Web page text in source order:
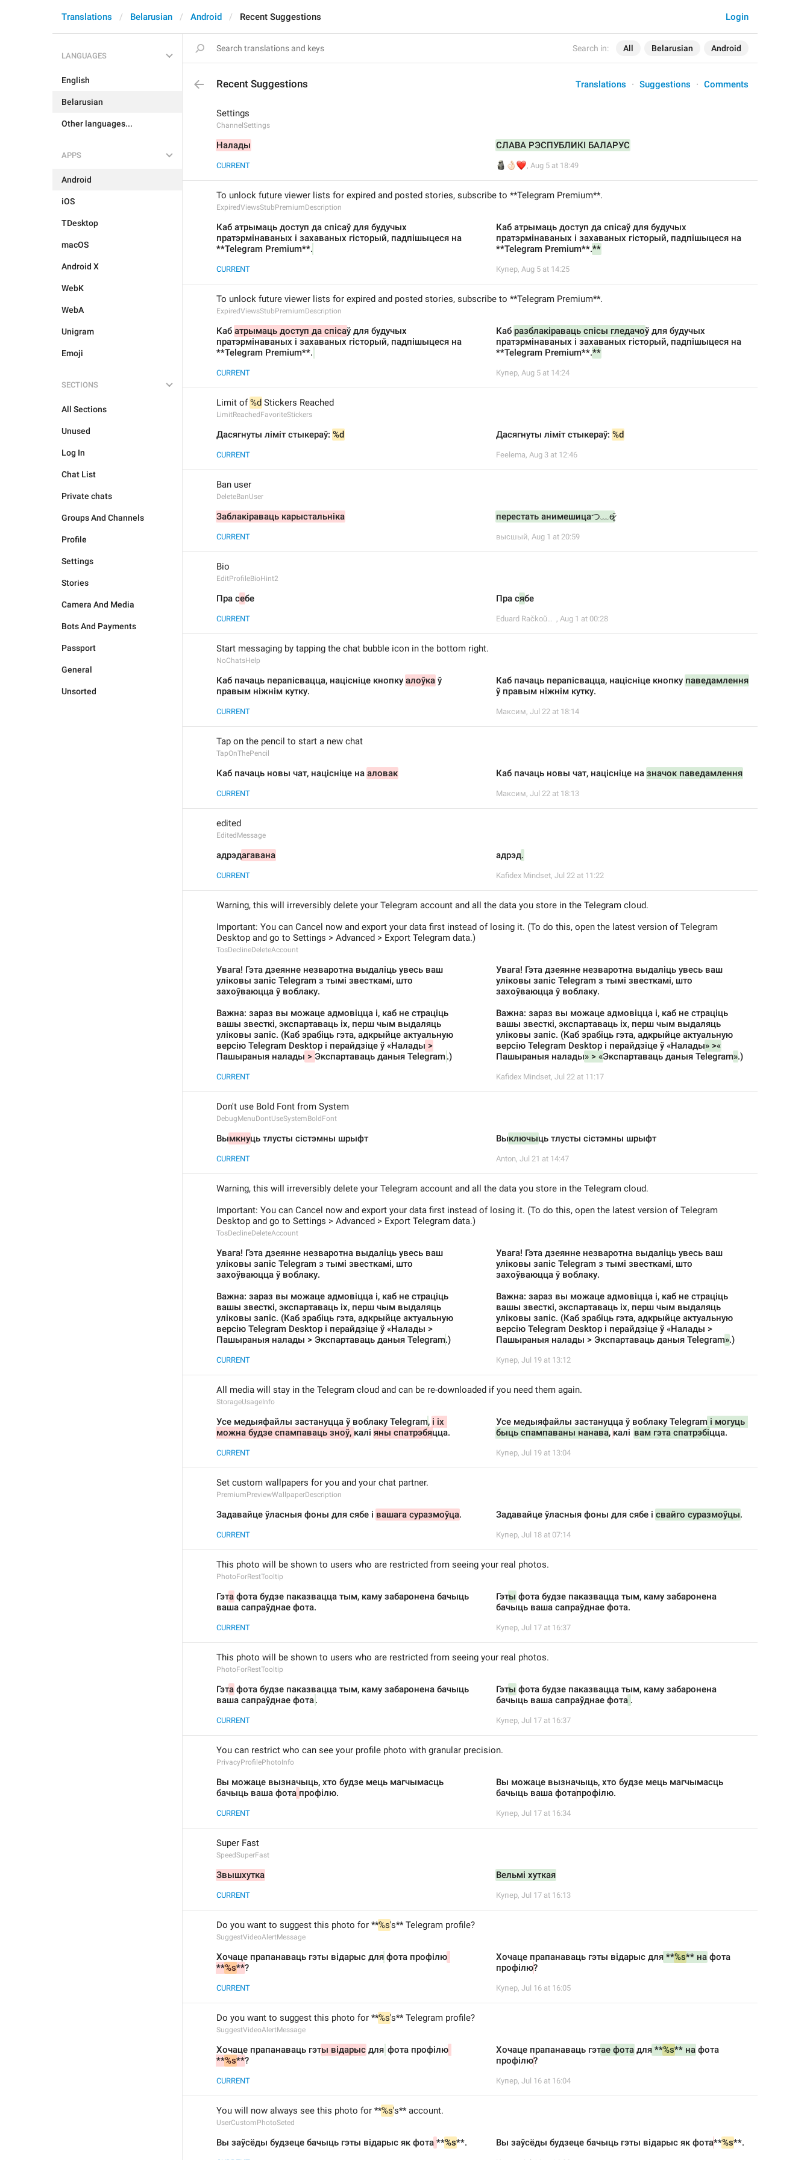
Search in: All Belarusian Android
Login
Translations Belarusian Android Recent Suggestions
LANGUAGES
English
Belarusian
Other languages...
APPS
Android
iOS
TDesktop
macOS
Android X
WebK
WebA
Unigram
Emoji
SECTIONS
All Sections
Unused
Log In
Chat List
Private chats
Groups And Channels
Profile
Settings
Stories
Camera And Media
Bots And Payments
Passport
General
Unsorted
Recent Suggestions Translations Suggestions Comments
Settings
ChannelSettings
Налады СЛАВА РЭСПУБЛИКІ БАЛАРУС
CURRENT 🗿
👌🏻
❤️
,Aug 5 at 18:49
To unlock future viewer lists for expired and posted stories, subscribe to **Telegram Premium**.
ExpiredViewsStubPremiumDescription
Каб атрымаць доступ да спісаў для будучых
пратэрмінаваных і захаваных гісторый, падпішыцеся на
**Telegram Premium**.
Каб атрымаць доступ да спісаў для будучых
пратэрмінаваных і захаваных гісторый, падпішыцеся на
**Telegram Premium**.**
CURRENT Купер, Aug 5 at 14:25
To unlock future viewer lists for expired and posted stories, subscribe to **Telegram Premium**.
ExpiredViewsStubPremiumDescription
Каб атрымаць доступ да спісаў для будучых
пратэрмінаваных і захаваных гісторый, падпішыцеся на
**Telegram Premium**.
Каб разблакіраваць спісы гледачоў для будучых
пратэрмінаваных і захаваных гісторый, падпішыцеся на
**Telegram Premium**.**
CURRENT Купер, Aug 5 at 14:24
Limit of %d Stickers Reached
LimitReachedFavoriteStickers
Дасягнуты ліміт стыкераў: %d Дасягнуты ліміт стыкераў: %d
CURRENT Feelema, Aug 3 at 12:46
Ban user
DeleteBanUser
Заблакіраваць карыстальніка перестать анимешицаつ﹏ɵ̷̥̥᷅
CURRENT высшый, Aug 1 at 20:59
Bio
EditProfileBioHint2
Пра себе Пра сябе
CURRENT Eduard Račkoŭski , Aug 1 at 00:28
Start messaging by tapping the chat bubble icon in the bottom right.
NoChatsHelp
Каб пачаць перапісвацца, націсніце кнопку алоўка ў
правым ніжнім кутку.
Каб пачаць перапісвацца, націсніце кнопку паведамлення
ў правым ніжнім кутку.
CURRENT Максим, Jul 22 at 18:14
Tap on the pencil to start a new chat
TapOnThePencil
Каб пачаць новы чат, націсніце на аловак Каб пачаць новы чат, націсніце на значок паведамлення
CURRENT Максим, Jul 22 at 18:13
edited
EditedMessage
адрэдагавана адрэд.
CURRENT Kafidex Mindset, Jul 22 at 11:22
Warning, this will irreversibly delete your Telegram account and all the data you store in the Telegram cloud.
Important: You can Cancel now and export your data first instead of losing it. (To do this, open the latest version of Telegram
Desktop and go to Settings > Advanced > Export Telegram data.)
TosDeclineDeleteAccount
Увага! Гэта дзеянне незваротна выдаліць увесь ваш
уліковы запіс Telegram з тымі звесткамі, што
захоўваюцца ў воблаку.
Важна: зараз вы можаце адмовіцца і, каб не страціць
вашы звесткі, экспартаваць іх, перш чым выдаляць
уліковы запіс. (Каб зрабіць гэта, адкрыйце актуальную
версію Telegram Desktop і перайдзіце ў «Налады >
Пашыраныя налады > Экспартаваць даныя Telegram.)
Увага! Гэта дзеянне незваротна выдаліць увесь ваш
уліковы запіс Telegram з тымі звесткамі, што
захоўваюцца ў воблаку.
Важна: зараз вы можаце адмовіцца і, каб не страціць
вашы звесткі, экспартаваць іх, перш чым выдаляць
уліковы запіс. (Каб зрабіць гэта, адкрыйце актуальную
версію Telegram Desktop і перайдзіце ў «Налады» >«
Пашыраныя налады» > «Экспартаваць даныя Telegram».)
CURRENT Kafidex Mindset, Jul 22 at 11:17
Don't use Bold Font from System
DebugMenuDontUseSystemBoldFont
Вымкнуць тлусты сістэмны шрыфт Выключыць тлусты сістэмны шрыфт
CURRENT Anton, Jul 21 at 14:47
Warning, this will irreversibly delete your Telegram account and all the data you store in the Telegram cloud.
Important: You can Cancel now and export your data first instead of losing it. (To do this, open the latest version of Telegram
Desktop and go to Settings > Advanced > Export Telegram data.)
TosDeclineDeleteAccount
Увага! Гэта дзеянне незваротна выдаліць увесь ваш
уліковы запіс Telegram з тымі звесткамі, што
захоўваюцца ў воблаку.
Важна: зараз вы можаце адмовіцца і, каб не страціць
вашы звесткі, экспартаваць іх, перш чым выдаляць
уліковы запіс. (Каб зрабіць гэта, адкрыйце актуальную
версію Telegram Desktop і перайдзіце ў «Налады >
Пашыраныя налады > Экспартаваць даныя Telegram.)
Увага! Гэта дзеянне незваротна выдаліць увесь ваш
уліковы запіс Telegram з тымі звесткамі, што
захоўваюцца ў воблаку.
Важна: зараз вы можаце адмовіцца і, каб не страціць
вашы звесткі, экспартаваць іх, перш чым выдаляць
уліковы запіс. (Каб зрабіць гэта, адкрыйце актуальную
версію Telegram Desktop і перайдзіце ў «Налады >
Пашыраныя налады > Экспартаваць даныя Telegram».)
CURRENT Купер, Jul 19 at 13:12
All media will stay in the Telegram cloud and can be re-downloaded if you need them again.
StorageUsageInfo
Усе медыяфайлы застануцца ў воблаку Telegram, і іх
можна будзе спампаваць зноў, калі яны спатрэбяцца.
Усе медыяфайлы застануцца ў воблаку Telegram і могуць
быць спампаваны нанава, калі вам гэта спатрэбіцца.
CURRENT Купер, Jul 19 at 13:04
Set custom wallpapers for you and your chat partner.
PremiumPreviewWallpaperDescription
Задавайце ўласныя фоны для сябе і вашага суразмоўца. Задавайце ўласныя фоны для сябе і свайго суразмоўцы.
CURRENT Купер, Jul 18 at 07:14
This photo will be shown to users who are restricted from seeing your real photos.
PhotoForRestTooltip
Гэта фота будзе паказвацца тым, каму забаронена бачыць
ваша сапраўднае фота.
Гэты фота будзе паказвацца тым, каму забаронена
бачыць ваша сапраўднае фота.
CURRENT Купер, Jul 17 at 16:37
This photo will be shown to users who are restricted from seeing your real photos.
PhotoForRestTooltip
Гэта фота будзе паказвацца тым, каму забаронена бачыць
ваша сапраўднае фота.
Гэты фота будзе паказвацца тым, каму забаронена
бачыць ваша сапраўднае фота .
CURRENT Купер, Jul 17 at 16:37
You can restrict who can see your profile photo with granular precision.
PrivacyProfilePhotoInfo
Вы можаце вызначыць, хто будзе мець магчымасць
бачыць ваша фота профілю.
Вы можаце вызначыць, хто будзе мець магчымасць
бачыць ваша фотапрофілю.
CURRENT Купер, Jul 17 at 16:34
Super Fast
SpeedSuperFast
Звышхутка Вельмі хуткая
CURRENT Купер, Jul 17 at 16:13
Do you want to suggest this photo for **%s's** Telegram profile?
SuggestVideoAlertMessage
Хочаце прапанаваць гэты відарыс для фота профілю
**%s**?
Хочаце прапанаваць гэты відарыс для **%s** на фота
профілю?
CURRENT Купер, Jul 16 at 16:05
Do you want to suggest this photo for **%s's** Telegram profile?
SuggestVideoAlertMessage
Хочаце прапанаваць гэты відарыс для фота профілю
**%s**?
Хочаце прапанаваць гэтае фота для **%s** на фота
профілю?
CURRENT Купер, Jul 16 at 16:04
You will now always see this photo for **%s's** account.
UserCustomPhotoSeted
Вы заўсёды будзеце бачыць гэты відарыс як фота **%s**. Вы заўсёды будзеце бачыць гэты відарыс як фота**%s**.